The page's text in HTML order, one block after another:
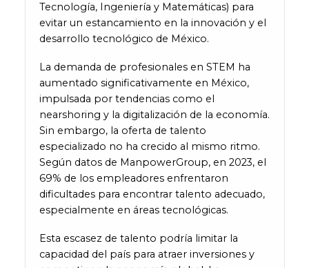
Tecnología, Ingeniería y Matemáticas) para
evitar un estancamiento en la innovación y el
desarrollo tecnológico de México.
La demanda de profesionales en STEM ha
aumentado significativamente en México,
impulsada por tendencias como el
nearshoring y la digitalización de la economía.
Sin embargo, la oferta de talento
especializado no ha crecido al mismo ritmo.
Según datos de ManpowerGroup, en 2023, el
69% de los empleadores enfrentaron
dificultades para encontrar talento adecuado,
especialmente en áreas tecnológicas.
Esta escasez de talento podría limitar la
capacidad del país para atraer inversiones y